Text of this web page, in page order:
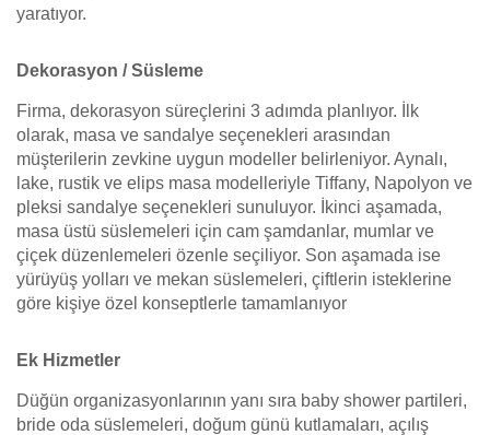
yaratıyor.
Dekorasyon / Süsleme
Firma, dekorasyon süreçlerini 3 adımda planlıyor. İlk
olarak, masa ve sandalye seçenekleri arasından
müşterilerin zevkine uygun modeller belirleniyor. Aynalı,
lake, rustik ve elips masa modelleriyle Tiffany, Napolyon ve
pleksi sandalye seçenekleri sunuluyor. İkinci aşamada,
masa üstü süslemeleri için cam şamdanlar, mumlar ve
çiçek düzenlemeleri özenle seçiliyor. Son aşamada ise
yürüyüş yolları ve mekan süslemeleri, çiftlerin isteklerine
göre kişiye özel konseptlerle tamamlanıyor
Ek Hizmetler
Düğün organizasyonlarının yanı sıra baby shower partileri,
bride oda süslemeleri, doğum günü kutlamaları, açılış